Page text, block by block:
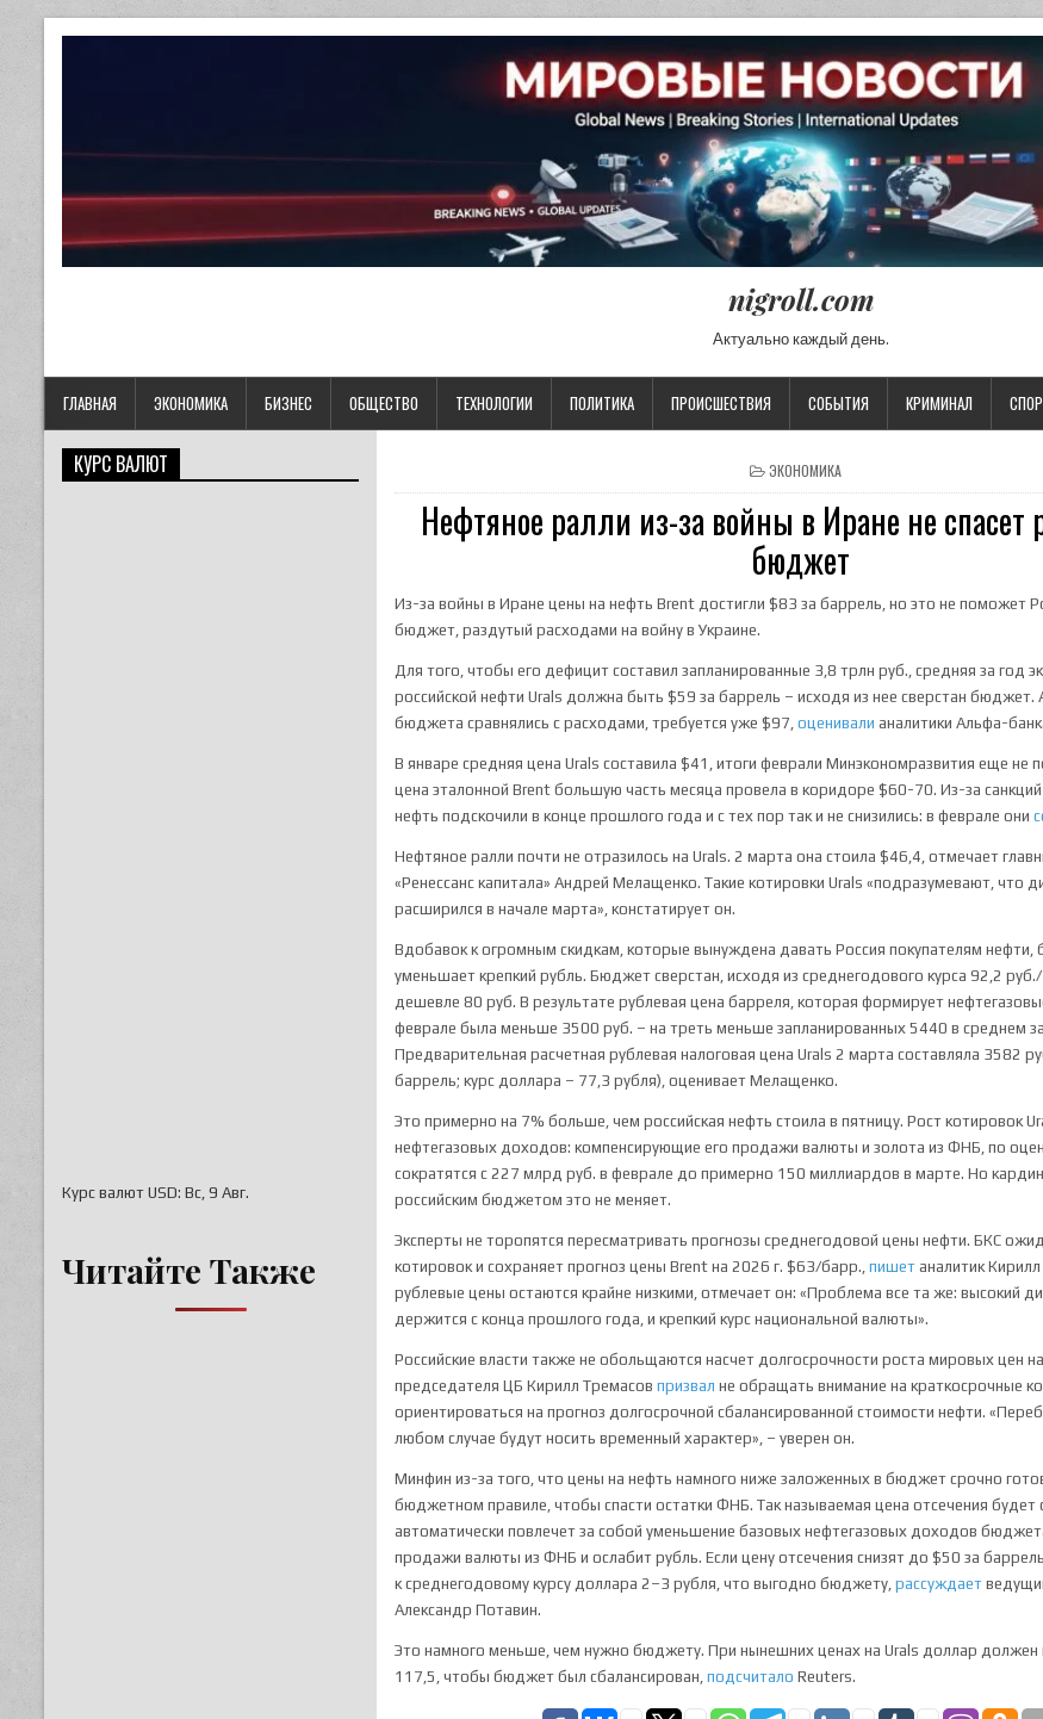
nigroll.com
Актуально каждый день.
ГЛАВНАЯ ЭКОНОМИКА БИЗНЕС ОБЩЕСТВО ТЕХНОЛОГИИ ПОЛИТИКА ПРОИСШЕСТВИЯ СОБЫТИЯ КРИМИНАЛ
POSTED IN
ЭКОНОМИКА
Нефтяное ралли из-за войны в Иране не спасет
бюджет
Из-за войны в Иране цены на нефть Brent достигли $83 за баррель, но это не поможет
бюджет, раздутый расходами на войну в Украине.
Для того, чтобы его дефицит составил запланированные 3,8 трлн руб., средняя за год
российской нефти Urals должна быть $59 за баррель – исходя из нее сверстан
бюджета сравнялись с расходами, требуется уже $97,оценивали аналитики Альфа-
В январе средняя цена Urals составила $41, итоги феврали Минэкономразвития еще не
цена эталонной Brent большую часть месяца провела в коридоре $60-70. Из-за санкций
нефть подскочили в конце прошлого года и с тех пор так и не снизились: в феврале они
Нефтяное ралли почти не отразилось на Urals. 2 марта она стоила $46,4, отмечает
«Ренессанс капитала» Андрей Мелащенко. Такие котировки Urals «подразумевают, что
расширился в начале марта», констатирует он.
Вдобавок к огромным скидкам, которые вынуждена давать Россия покупателям
уменьшает крепкий рубль. Бюджет сверстан, исходя из среднегодового курса 92,2
дешевле 80 руб. В результате рублевая цена барреля, которая формирует
феврале была меньше 3500 руб. – на треть меньше запланированных 5440 в среднем
Предварительная расчетная рублевая налоговая цена Urals 2 марта составляла 3582
баррель; курс доллара – 77,3 рубля), оценивает Мелащенко.
Это примерно на 7% больше, чем российская нефть стоила в пятницу. Рост котировок
нефтегазовых доходов: компенсирующие его продажи валюты и золота из ФНБ, по
сократятся с 227 млрд руб. в феврале до примерно 150 миллиардов в марте. Но
российским бюджетом это не меняет.
Эксперты не торопятся пересматривать прогнозы среднегодовой цены нефти. БКС
котировок и сохраняет прогноз цены Brent на 2026 г. $63/барр.,пишет аналитик
рублевые цены остаются крайне низкими, отмечает он: «Проблема все та же: высокий
держится с конца прошлого года, и крепкий курс национальной валюты».
Российские власти также не обольщаются насчет долгосрочности роста мировых цен
председателя ЦБ Кирилл Тремасовпризвал не обращать внимание на краткосрочные
ориентироваться на прогноз долгосрочной сбалансированной стоимости нефти.
любом случае будут носить временный характер», – уверен он.
Минфин из-за того, что цены на нефть намного ниже заложенных в бюджет срочно
бюджетном правиле, чтобы спасти остатки ФНБ. Так называемая цена отсечения будет
автоматически повлечет за собой уменьшение базовых нефтегазовых доходов
продажи валюты из ФНБ и ослабит рубль. Если цену отсечения снизят до $50 за
к среднегодовому курсу доллара 2–3 рубля, что выгодно бюджету,рассуждает
Александр Потавин.
Это намного меньше, чем нужно бюджету. При нынешних ценах на Urals доллар
117,5, чтобы бюджет был сбалансирован,подсчитало Reuters.
КУРС ВАЛЮТ
Курс валют USD: Вс, 9 Авг.
Читайте Также